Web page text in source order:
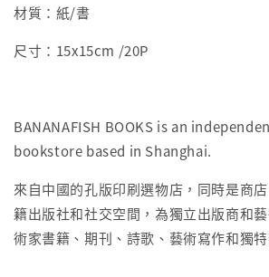
材質：紙/書
尺寸： 15x15cm /20P
BANANAFISH BOOKS is an
bookstore based in Shanghai.
來自中國的孔版印刷選物店，同時是商
籍出版社和社交空間，為獨立出版商和
術家書籍、期刊、詩歌、藝術寫作和獨